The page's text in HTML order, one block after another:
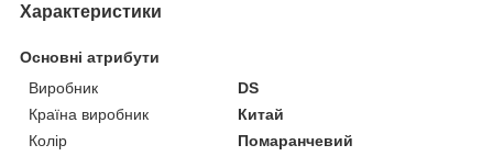
Характеристики
Основні атрибути
Виробник
DS
Країна виробник
Китай
Колір
Помаранчевий